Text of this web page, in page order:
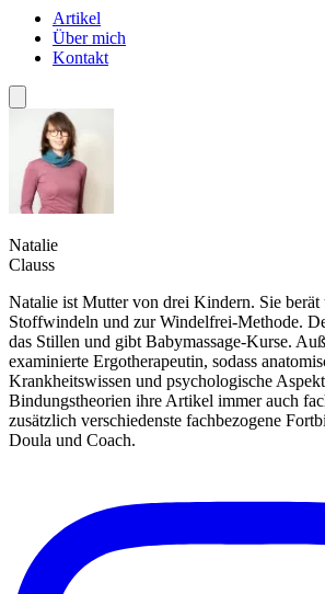
Artikel
Über mich
Kontakt
Natalie
Clauss
Natalie ist Mutter von drei Kindern. Sie berät
Stoffwindeln und zur Windelfrei-Methode.
das Stillen und gibt Babymassage-Kurse.
examinierte Ergotherapeutin, sodass
Krankheitswissen und psychologische
Bindungstheorien ihre Artikel immer auch
zusätzlich verschiedenste fachbezogene
Doula und Coach.